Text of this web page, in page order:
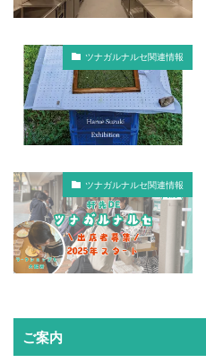
ツナガルナルセ関連情報
ツナガルナルセ関連情報
ご案内